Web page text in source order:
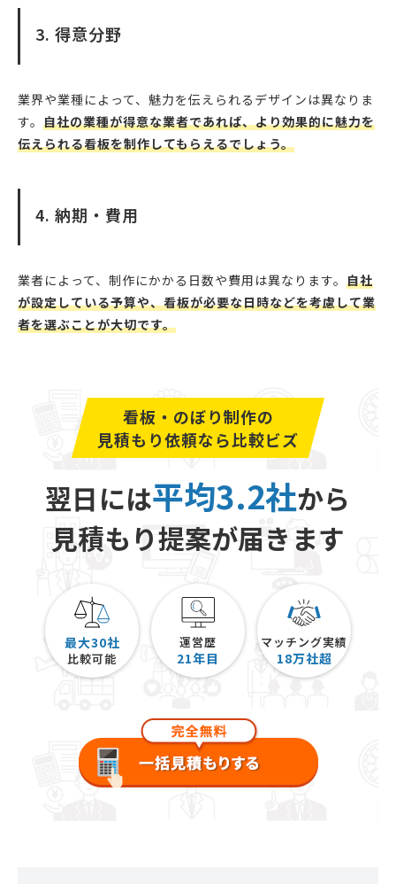
3. 得意分野
業界や業種によって、魅力を伝えられるデザインは異なりま
す。 自社の業種が得意な業者であれば、より効果的に魅力を
伝えられる看板を制作してもらえるでしょう。
4. 納期・費用
業者によって、制作にかかる日数や費用は異なります。 自社
が設定している予算や、看板が必要な日時などを考慮して業
者を選ぶことが大切です。
看板・のぼり制作の
見積もり依頼なら比較ビズ
翌日には平均3.2社から
見積もり提案が届きます
最大30社
比較可能
運営歴
21年目
マッチング実績
18万社超